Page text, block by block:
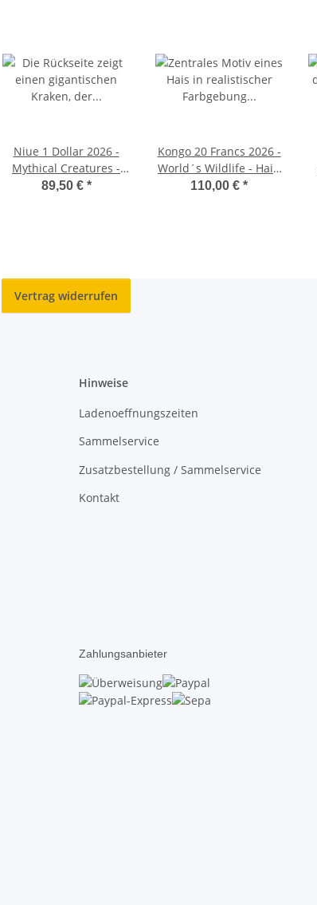
Niue 1 Dollar 2026 -
Mythical Creatures -
Kraken - 1 oz. silber
89,50 € *
Kongo 20 Francs 2026 -
World´s Wildlife - Hai /
Shark - coloriert
110,00 € *
Vertrag widerrufen
Hinweise
Ladenoeffnungszeiten
Sammelservice
Zusatzbestellung / Sammelservice
Kontakt
Zahlungsanbieter